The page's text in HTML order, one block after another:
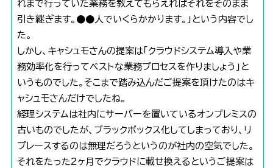
れまで行っていた業務を教えてもらえればそれをそのまま
引き継ぎます。●●人でいくらかかります。」という内容でし
た。
しかし、キャシュモさんの提案は「クラウドシステム導入や業
務効率化を行ってベストな業務プロセスを作りましょう」と
いうものでした。そこまで踏み込んだご提案を頂けたのはキ
ャシュモさんだけでしたね。
経理システムは社内にサーバーを置いているオンプレミスの
古いものでしたが、ブラックボックス化してしまっており、リ
プレースするのは無理だろうというのが社内の空気でした。
それをたった2ヶ月でクラウドに載せ換えるというご提案は